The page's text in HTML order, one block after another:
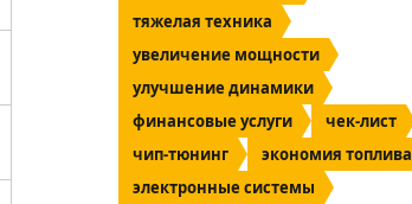
тяжелая техника
увеличение мощности
улучшение динамики
финансовые услуги
чек-лист
чип-тюнинг
экономия топлива
электронные системы